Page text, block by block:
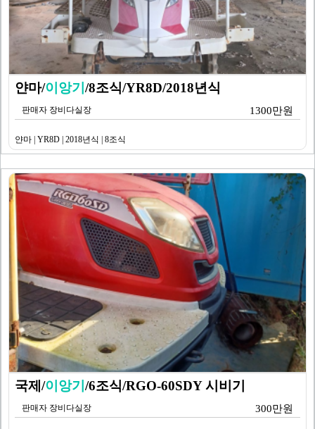
얀마/이앙기/8조식/YR8D/2018년식
판매자 장비다실장 1300만원
얀마 | YR8D | 2018년식 | 8조식
국제/이앙기/6조식/RGO-60SDY 시비기
판매자 장비다실장 300만원